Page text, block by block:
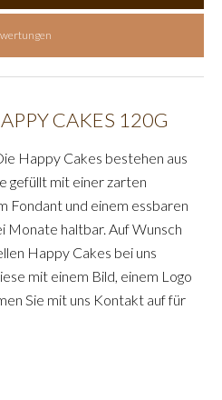
CAKES 120G
Happy Cakes bestehen aus
gefüllt mit einer zarten
Fondant und einem essbaren
Monate haltbar. Auf Wunsch
Happy Cakes bei uns
mit einem Bild, einem Logo
Sie mit uns Kontakt auf für